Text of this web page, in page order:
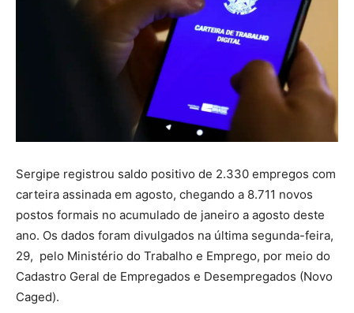
Sergipe registrou saldo positivo de 2.330 empregos com
carteira assinada em agosto, chegando a 8.711 novos
postos formais no acumulado de janeiro a agosto deste
ano. Os dados foram divulgados na última segunda-feira,
29, pelo Ministério do Trabalho e Emprego, por meio do
Cadastro Geral de Empregados e Desempregados (Novo
Caged).